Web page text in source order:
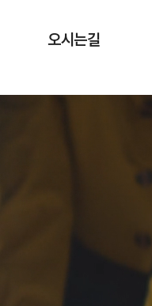
오시는길